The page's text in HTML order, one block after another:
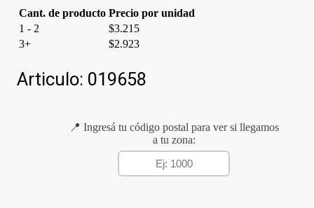
Cant. de producto Precio por unidad
1 - 2
$3.215
3+
$2.923
Articulo: 019658
📍 Ingresá tu código postal para ver si llegamos
a tu zona: